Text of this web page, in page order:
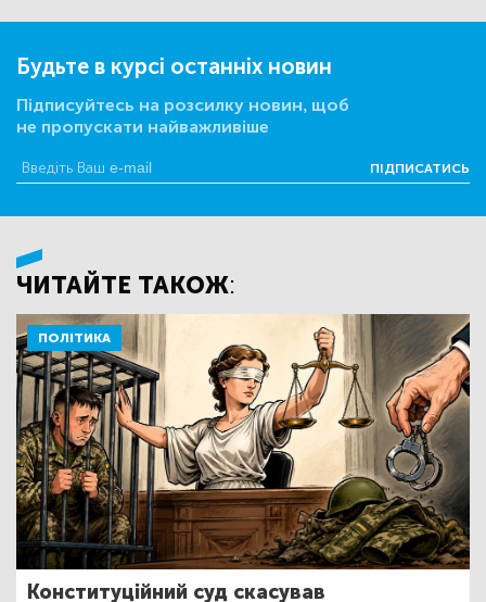
Будьте в курсі останніх новин
Підписуйтесь на розсилку новин, щоб
не пропускати найважливіше
ПІДПИСАТИСЬ
ЧИТАЙТЕ ТАКОЖ:
ПОЛІТИКА
Конституційний суд скасував